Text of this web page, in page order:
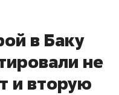
в Баку
не
и вторую